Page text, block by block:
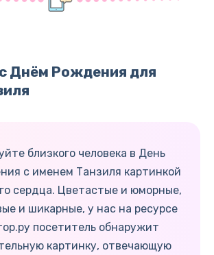
Днём Рождения для
близкого человека в День
с именем Танзиля картинкой
сердца. Цветастые и юморные,
и шикарные, у нас на ресурсе
посетитель обнаружит
картинку, отвечающую